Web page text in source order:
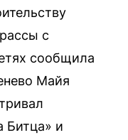
с
сообщила
Майя
Битца» и